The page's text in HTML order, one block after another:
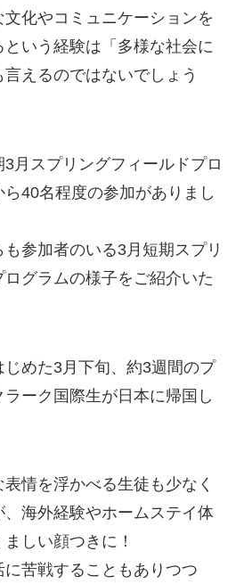
化やコミュニケーションを
いう経験は「多様な社会に
えるのではないでしょう
月スプリングフィールドプロ
40名程度の参加がありまし
参加者のいる3月短期スプリ
グラムの様子をご紹介いた
めた3月下旬、約3週間のプ
ーク国際生が日本に帰国し
情を浮かべる生徒も少なく
海外経験やホームステイ体
しい顔つきに！
苦戦することもありつつ